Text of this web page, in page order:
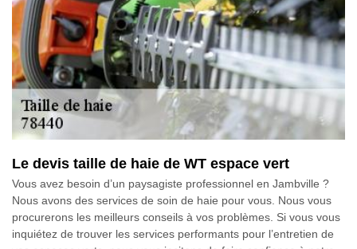
Le devis taille de haie de WT espace vert
Vous avez besoin d’un paysagiste professionnel en Jambville ?
Nous avons des services de soin de haie pour vous. Nous vous
procurerons les meilleurs conseils à vos problèmes. Si vous vous
inquiétez de trouver les services performants pour l’entretien de